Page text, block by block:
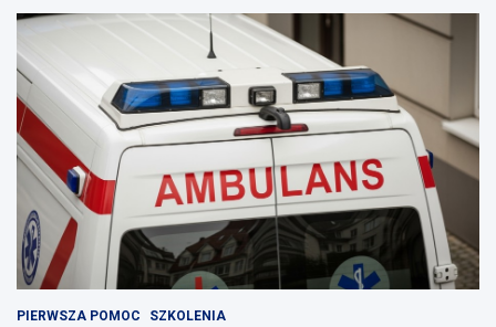
PIERWSZA POMOC SZKOLENIA